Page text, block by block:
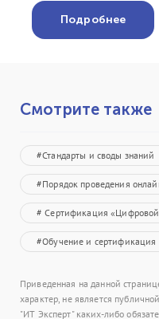
Подробнее
Смотрите также
#Стандарты и своды знаний
#Порядок проведения
# Сертификация «Цифровой
#Обучение и сертификация
Приведенная на данной
характер, не является
"ИТ Эксперт" каких-либо